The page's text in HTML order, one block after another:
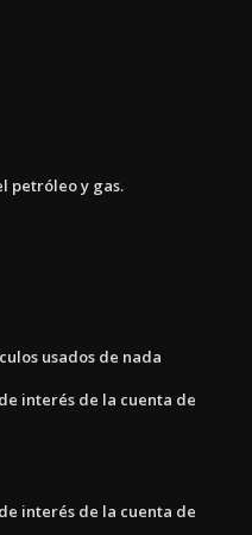
petróleo y gas.
usados ​​de nada
interés de la cuenta de
interés de la cuenta de